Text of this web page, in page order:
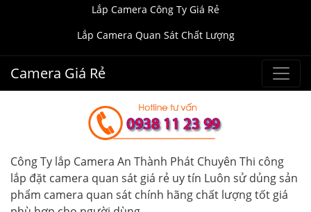
Lắp Camera Công Ty Giá Rẻ
Lắp Camera Quan Sát Chất Lượng
Camera Giá Rẻ
Công Ty lắp Camera An Thành Phát Chuyên Thi công
lắp đặt camera quan sát giá rẻ uy tín Luôn sử dủng sản
phẩm camera quan sát chính hãng chất lượng tốt giá